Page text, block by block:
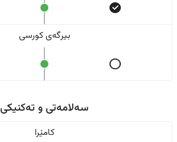
بیرگەی کورسی
سەلامەتی و تەکنیکی
کامێرا